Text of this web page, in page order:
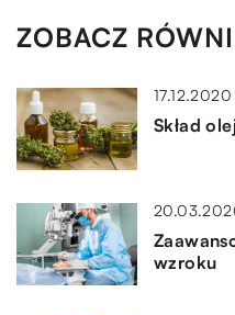
ZOBACZ
17.12.2020
Skład
wzroku